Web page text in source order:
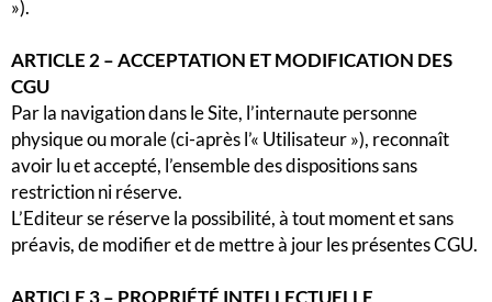
»).
ARTICLE 2 – ACCEPTATION ET MODIFICATION DES
CGU
Par la navigation dans le Site, l’internaute personne
physique ou morale (ci-après l’« Utilisateur »), reconnaît
avoir lu et accepté, l’ensemble des dispositions sans
restriction ni réserve.
L’Editeur se réserve la possibilité, à tout moment et sans
préavis, de modifier et de mettre à jour les présentes CGU.
ARTICLE 3 – PROPRIÉTÉ INTELLECTUELLE